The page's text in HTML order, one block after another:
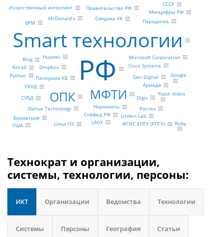
РФ
Smart технологии
ОПК МФТИ
Gen Digital
Cisco Systems
Microsoft Corporation
Huawei
Dahua Technology
Dropbox
Панорама КБ
Digis
Армада
Парадигма
Синдика ХК
Норникель
McDonald’s
Ростех
ВРМ
Минцифры РФ
Правительство РФ
Совфед РФ
Blog
Flash Video
Искусственный интеллект
СКУД
СУБД
Биометрия
Python
Linux OS UNIX ФГИС ЕПГУ (РПГУ)
Google
Ruby
Linden Lab
Китай
США
СССР
Технократ и организации,
системы, технологии, персоны:
ИКТ Организации Ведомства Технологии
Системы Персоны География Статьи